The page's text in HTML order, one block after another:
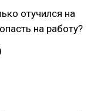
отучился на
на работу?